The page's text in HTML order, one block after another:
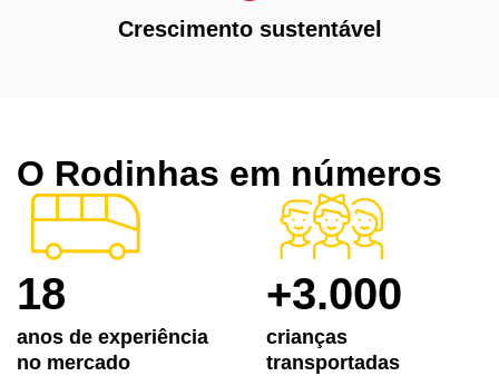
Crescimento sustentável
O Rodinhas em números
18
anos de experiência
no mercado
+3.000
crianças
transportadas